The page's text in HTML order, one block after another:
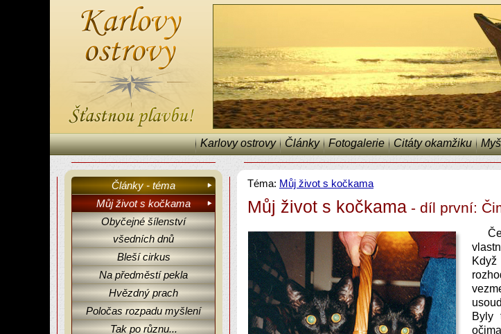
Karlovy ostrovy Články Fotogalerie Citáty okamžiku
Články - téma
Můj život s kočkama
Obyčejné šílenství
všedních dnů
Bleší cirkus
Na předměstí pekla
Hvězdný prach
Poločas rozpadu myšlení
Tak po různu...
Téma: Můj život s kočkama
Můj život s kočkama - díl první:
Byly